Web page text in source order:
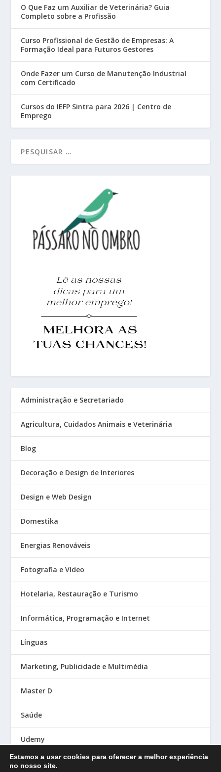
O Que Faz um Auxiliar de Veterinária? Guia
Completo sobre a Profissão
Curso Profissional de Gestão de Empresas: A
Formação Ideal para Futuros Gestores
Onde Fazer um Curso de Manutenção Industrial
com Certificado
Cursos do IEFP Sintra para 2026 | Centro de
Emprego
Administração e Secretariado
Agricultura, Cuidados Animais e Veterinária
Blog
Decoração e Design de Interiores
Design e Web Design
Domestika
Energias Renováveis
Fotografia e Vídeo
Hotelaria, Restauração e Turismo
Informática, Programação e Internet
Línguas
Marketing, Publicidade e Multimédia
Master D
Saúde
Udemy
Estamos a usar cookies para oferecer a melhor experiência
no nosso site.